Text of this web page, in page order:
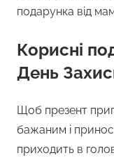
подарунка від
Корисні
День
Щоб презент
бажаним і
приходить в